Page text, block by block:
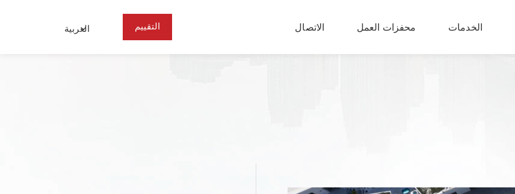
الخدمات محفزات العمل الاتصال التقييم العربية